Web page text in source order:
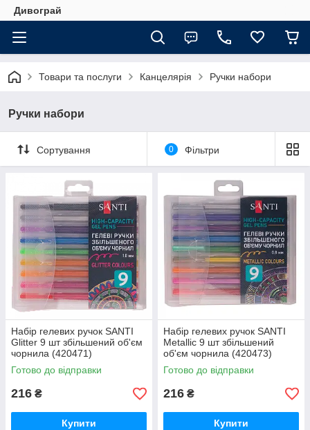
Дивограй
Товари та послуги Канцелярія Ручки набори
Ручки набори
Сортування 0 Фільтри
Набір гелевих ручок SANTI
Glitter 9 шт збільшений об'єм
чорнила (420471)
Готово до відправки
216 ₴
Купити
Набір гелевих ручок SANTI
Metallic 9 шт збільшений
об'єм чорнила (420473)
Готово до відправки
216 ₴
Купити